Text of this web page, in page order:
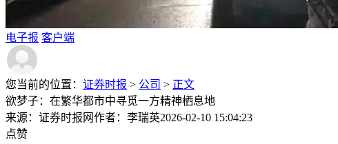
电子报 客户端
您当前的位置： 证券时报 > 公司 > 正文
欲梦子：在繁华都市中寻觅一方精神栖息地
来源：证券时报网作者：李瑞英2026-02-10 15:04:23
点赞